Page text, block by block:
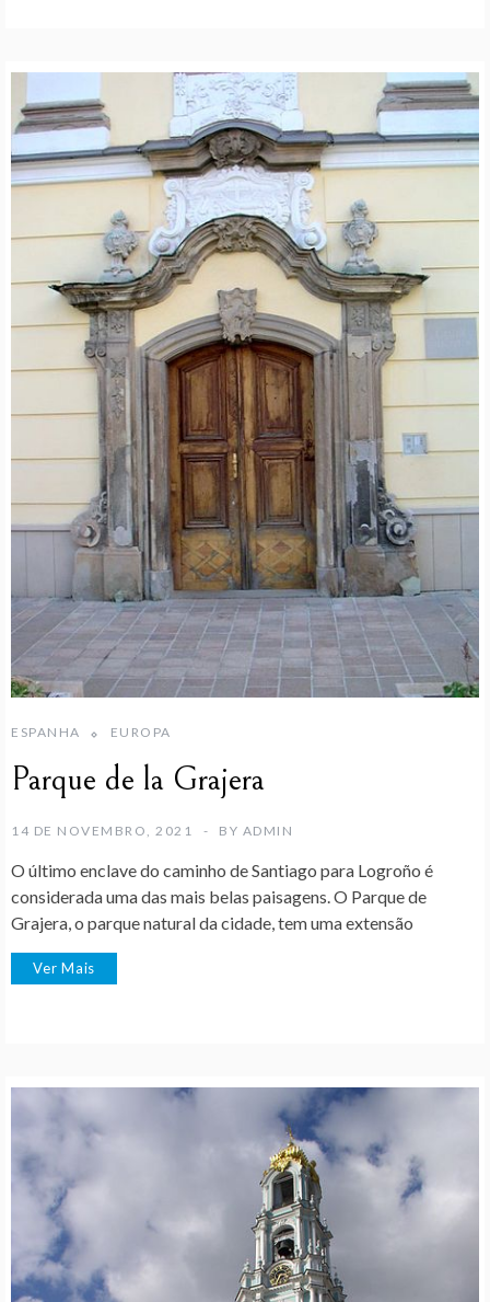
ESPANHA EUROPA
Parque de la Grajera
14 DE NOVEMBRO, 2021 BY ADMIN
O último enclave do caminho de Santiago para Logroño é
considerada uma das mais belas paisagens. O Parque de
Grajera, o parque natural da cidade, tem uma extensão
Ver Mais